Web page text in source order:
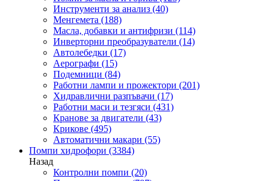
Инструменти за анализ (40)
Менгемета (188)
Масла, добавки и антифризи (114)
Инверторни преобразуватели (14)
Автолебедки (17)
Аерографи (15)
Подемници (84)
Работни лампи и прожектори (201)
Хидравлични разпъвачи (17)
Работни маси и тезгяси (431)
Кранове за двигатели (43)
Крикове (495)
Автоматични макари (55)
Помпи хидрофори (3384)
Назад
Контролни помпи (20)